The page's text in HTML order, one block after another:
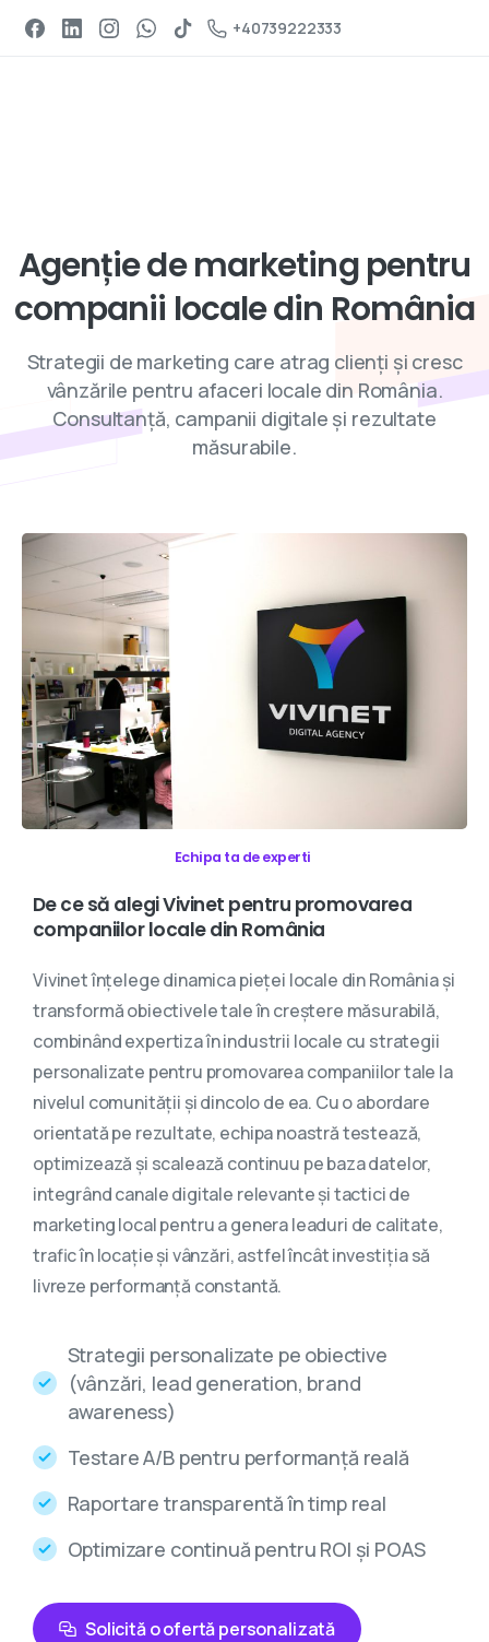
+40739222333
Agențiede marketing pentru
companii localedin România
Strategii de marketing care atrag clienți și cresc
vânzările pentru afaceri locale din România.
Consultanță, campanii digitale și rezultate
măsurabile.
Echipa ta de experti
Decesă alegiVivinet pentru promovarea
companiilorlocaledin România
Vivinet înțelege dinamica pieței locale din România și
transformă obiectivele tale în creștere măsurabilă,
combinând expertiza în industrii locale cu strategii
personalizate pentru promovarea companiilor tale la
nivelul comunității și dincolo de ea. Cu o abordare
orientată pe rezultate, echipa noastră testează,
optimizează și scalează continuu pe baza datelor,
integrând canale digitale relevante și tactici de
marketing local pentru a genera leaduri de calitate,
trafic în locație și vânzări, astfel încât investiția să
livreze performanță constantă.
Strategii personalizate pe obiective
(vânzări, lead generation, brand
awareness)
Testare A/B pentru performanță reală
Raportare transparentă în timp real
Optimizare continuă pentru ROI și POAS
Solicită o ofertă personalizată